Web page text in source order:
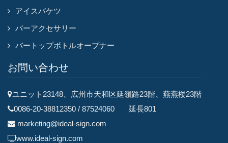
アイスバケツ
バーアクセサリー
バートップボトルオープナー
お問い合わせ
ユニット23148、広州市天和区延嶺路23階、燕燕楼23階
0086-20-38812350 / 87524060 延長801
marketing@ideal-sign.com
www.ideal-sign.com